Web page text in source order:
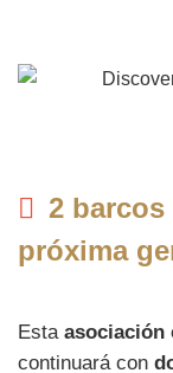
2
próxima
Esta asociación
continuará con